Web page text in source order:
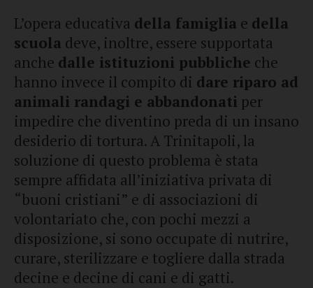
L’opera educativa della famiglia e della
scuola deve, inoltre, essere supportata
anche dalle istituzioni pubbliche che
hanno invece il compito di dare riparo ad
animali randagi e abbandonati per
impedire che diventino preda di un insano
desiderio di tortura. A Trinitapoli, la
soluzione di questo problema è stata
sempre affidata all’iniziativa privata di
“buoni cristiani” e di associazioni di
volontariato che, con pochi mezzi a
disposizione, si sono occupate di nutrire,
curare, sterilizzare e togliere dalla strada
decine e decine di cani e di gatti.